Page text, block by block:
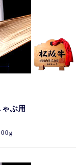
ぶ用